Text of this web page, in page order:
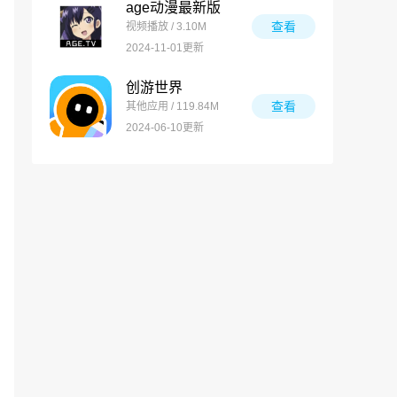
age动漫最新版
视频播放 / 3.10M
2024-11-01更新
查看
创游世界
其他应用 / 119.84M
2024-06-10更新
查看